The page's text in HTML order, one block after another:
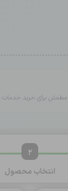
برای خرید خدمات
2
انتخابمحصول